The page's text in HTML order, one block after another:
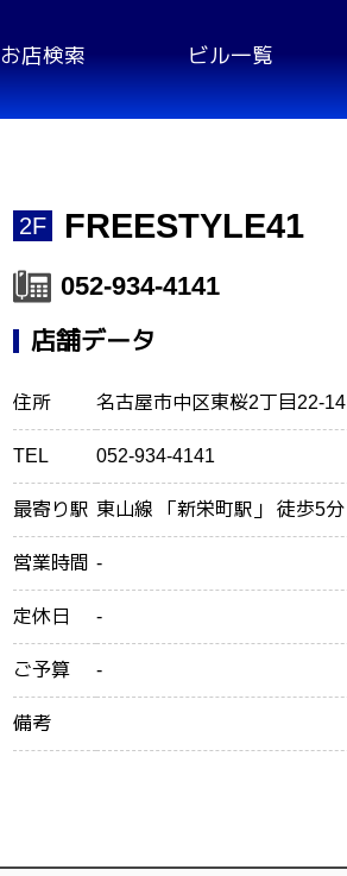
お店検索 ビル一覧
2F FREESTYLE41
052-934-4141
店舗データ
住所 名古屋市中区東桜2丁目22-14
TEL 052-934-4141
最寄り駅 東山線 「新栄町駅」 徒歩5分
営業時間 -
定休日 -
ご予算 -
備考